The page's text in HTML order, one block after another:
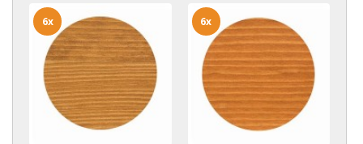
6x 6x